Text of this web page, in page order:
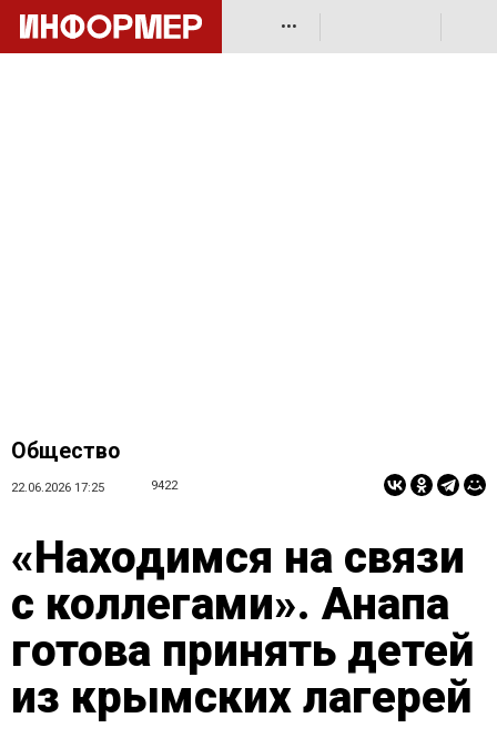
•••
Общество
22.06.2026 17:25 9422
«Находимся на связи
с коллегами». Анапа
готова принять детей
из крымских лагерей